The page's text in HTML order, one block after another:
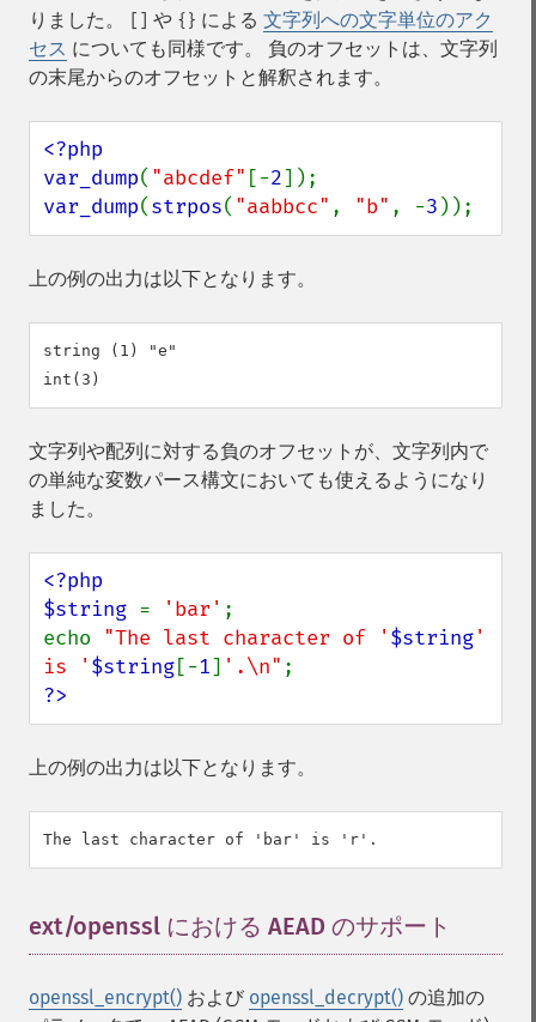
りました。
や {} による 文字列への文字単位のアク
セス についても同様です。 負のオフセットは、文字列
の末尾からのオフセットと解釈されます。
<?php
var_dump( "abcdef" [-2
var_dump(strpos( "aabbcc" , "b" , -3 ));
上の例の出力は以下となります。
string (1) "e"
文字列や配列に対する負のオフセットが、文字列内で
の単純な変数パース構文においても使えるようになり
ました。
<?php
$string = 'bar' ;
echo "The last character of ' $string'
is ' $string[-1] '.\n"
?>
上の例の出力は以下となります。
ext/openssl における AEAD のサポート
openssl_encrypt() および openssl_decrypt() の追加の